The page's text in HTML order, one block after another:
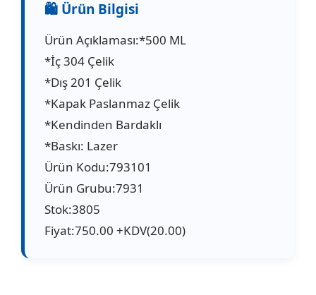
Ürün Açıklaması:*500 ML
*İç 304 Çelik
*Dış 201 Çelik
*Kapak Paslanmaz Çelik
*Kendinden Bardaklı
*Baskı: Lazer
Ürün Kodu:793101
Ürün Grubu:7931
Stok:3805
Fiyat:750.00 +KDV(20.00)